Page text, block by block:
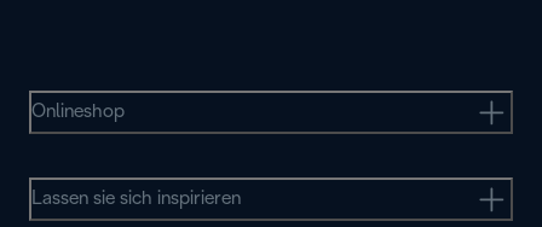
Onlineshop
Lassen sie sich inspirieren